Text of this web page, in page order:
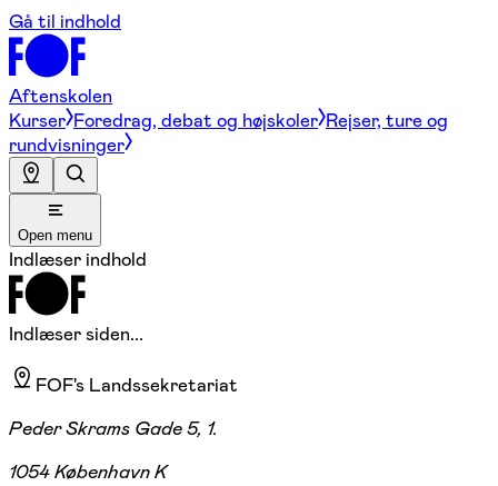
Gå til indhold
Aftenskolen
Kurser Foredrag, debat og højskoler Rejser, ture og
rundvisninger
Open menu
Indlæser indhold
Indlæser siden...
FOF's Landssekretariat
Peder Skrams Gade 5, 1.
1054 København K